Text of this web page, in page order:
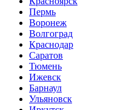
Пермь
Воронеж
Волгоград
Краснодар
Саратов
Тюмень
Ижевск
Барнаул
Ульяновск